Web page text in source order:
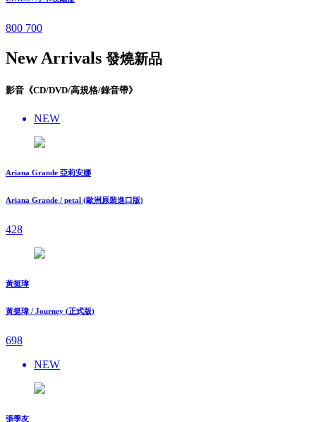
800 700
New Arrivals 發燒新品
影音《CD/DVD/高規格/錄音帶》
NEW
Ariana Grande 亞莉安娜
Ariana Grande / petal (歐洲原裝進口版)
428
黃挺瑋
黃挺瑋 / Journey (正式版)
698
NEW
張學友